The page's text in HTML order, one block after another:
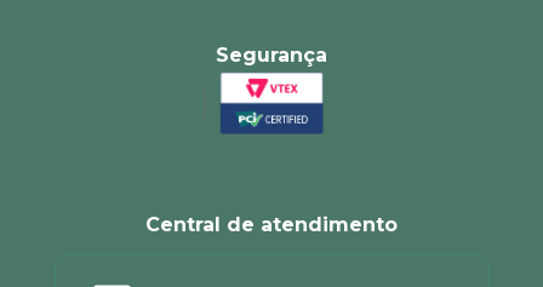
Segurança
Central de atendimento